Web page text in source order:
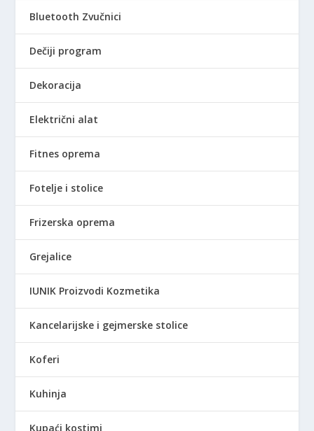
Bluetooth Zvučnici
Dečiji program
Dekoracija
Električni alat
Fitnes oprema
Fotelje i stolice
Frizerska oprema
Grejalice
IUNIK Proizvodi Kozmetika
Kancelarijske i gejmerske stolice
Koferi
Kuhinja
Kupaći kostimi